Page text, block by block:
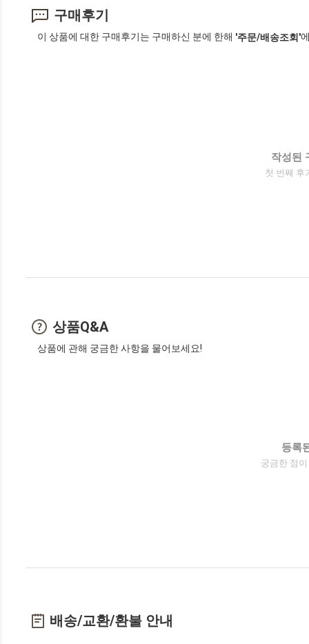
구매후기
이 상품에 대한 구매후기는 구매하신 분에 한해 '주문/배송조회'
작성된
첫 번째 후
상품Q&A
상품에 관해 궁금한 사항을 물어보세요!
등록
궁금한 점
배송/교환/환불 안내